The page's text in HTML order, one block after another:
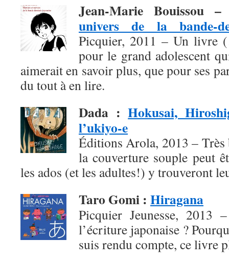
Jean-Marie Bouissou
univers de la bande-
Picquier, 2011 – Un
pour le grand adolescent
aimerait en savoir plus, que pour ses
du tout à en lire.
Dada :Hokusai,
l’ukiyo-e
Éditions Arola, 2013 – Très
la couverture souple peut
les ados (et les adultes!) y trouveront
Taro Gomi : Hiragana
Picquier Jeunesse, 2013
l’écriture japonaise ?
suis rendu compte, ce livre